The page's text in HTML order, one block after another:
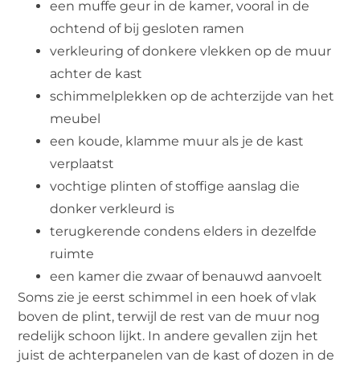
een muffe geur in de kamer, vooral in de
ochtend of bij gesloten ramen
verkleuring of donkere vlekken op de muur
achter de kast
schimmelplekken op de achterzijde van het
meubel
een koude, klamme muur als je de kast
verplaatst
vochtige plinten of stoffige aanslag die
donker verkleurd is
terugkerende condens elders in dezelfde
ruimte
een kamer die zwaar of benauwd aanvoelt
Soms zie je eerst schimmel in een hoek of vlak
boven de plint, terwijl de rest van de muur nog
redelijk schoon lijkt. In andere gevallen zijn het
juist de achterpanelen van de kast of dozen in de